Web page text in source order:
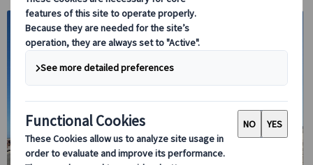
15%
OFF